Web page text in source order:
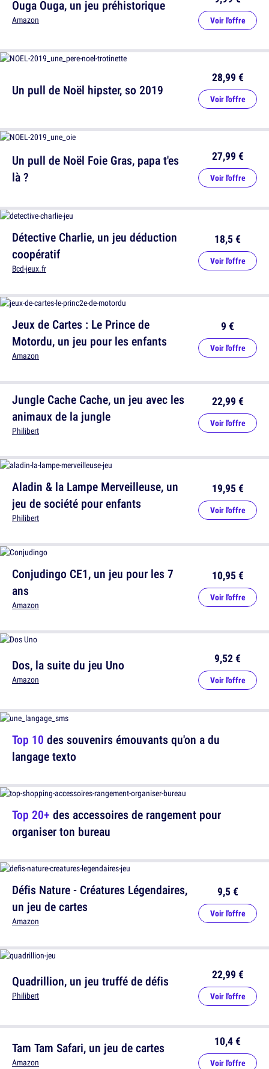
Un pull de Noël hipster, so 2019
28,99 €
Voir l'offre
Détective Charlie, un jeu déduction
coopératif
Bcd-jeux.fr
18,5 €
Voir l'offre
Jungle Cache Cache, un jeu avec les
animaux de la jungle
Philibert
22,99 €
Voir l'offre
Conjudingo CE1, un jeu pour les 7
ans
Amazon
10,95 €
Voir l'offre
Top 10 des souvenirs émouvants qu'on a du
langage texto
Défis Nature - Créatures Légendaires,
un jeu de cartes
Amazon
9,5 €
Voir l'offre
Tam Tam Safari, un jeu de cartes
Amazon
10,4 €
Voir l'offre
Ouga Ouga, un jeu préhistorique
Amazon Voir l'offre
Un pull de Noël Foie Gras, papa t'es
là ?
27,99 €
Voir l'offre
Jeux de Cartes : Le Prince de
Motordu, un jeu pour les enfants
Amazon
9 €
Voir l'offre
Aladin & la Lampe Merveilleuse, un
jeu de société pour enfants
Philibert
19,95 €
Voir l'offre
Dos, la suite du jeu Uno
Amazon
9,52 €
Voir l'offre
Top 20+ des accessoires de rangement pour
organiser ton bureau
Quadrillion, un jeu truffé de défis
Philibert
22,99 €
Voir l'offre